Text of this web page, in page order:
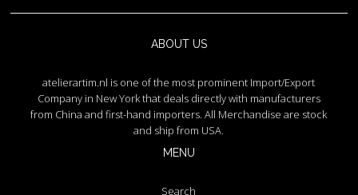
ABOUT US
atelierartim.nl is one of the most prominent Import/Export
Company in New York that deals directly with manufacturers
from China and first-hand importers. All Merchandise are stock
and ship from USA.
MENU
Search